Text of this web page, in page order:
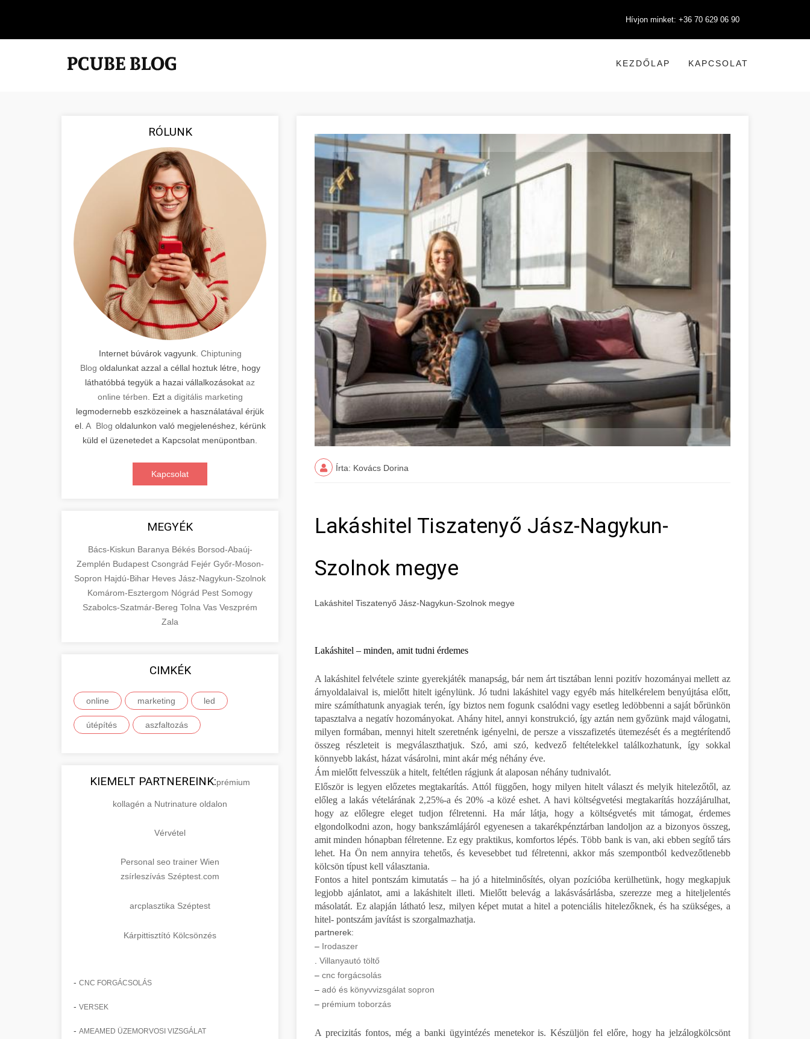
Hívjon minket: +36 70 629 06 90
KEZDŐLAP KAPCSOLAT
RÓLUNK
Internet búvárok vagyunk. Chiptuning
Blog oldalunkat azzal a céllal hoztuk létre, hogy
láthatóbbá tegyük a hazai vállalkozásokat az
online térben . Ezt a digitális marketing
legmodernebb eszközeinek a használatával érjük
el. A Blog oldalunkon való megjelenéshez, kérünk
küld el üzenetedet a Kapcsolat menüpontban.
Kapcsolat
MEGYÉK
Bács-Kiskun Baranya Békés Borsod-Abaúj-
Zemplén Budapest Csongrád Fejér Győr-Moson-
Sopron Hajdú-Bihar Heves Jász-Nagykun-Szolnok
Komárom-Esztergom Nógrád Pest Somogy
Szabolcs-Szatmár-Bereg Tolna Vas Veszprém
Zala
CIMKÉK
online marketing led
útépítés aszfaltozás
KIEMELT PARTNEREINK:prémium
kollagén a Nutrinature oldalon
Vérvétel
Personal seo trainer Wien
zsírleszívás Széptest.com
arcplasztika Széptest
Kárpittisztító Kölcsönzés
- CNC FORGÁCSOLÁS
- VERSEK
- AMEAMED ÜZEMORVOSI VIZSGÁLAT
Írta: Kovács Dorina
Lakáshitel Tiszatenyő Jász-Nagykun-
Szolnok megye
Lakáshitel Tiszatenyő Jász-Nagykun-Szolnok megye
Lakáshitel – minden, amit tudni érdemes
A lakáshitel felvétele szinte gyerekjáték manapság, bár nem árt tisztában lenni pozitív hozományai mellett az
árnyoldalaival is, mielőtt hitelt igénylünk. Jó tudni lakáshitel vagy egyéb más hitelkérelem benyújtása előtt,
mire számíthatunk anyagiak terén, így biztos nem fogunk csalódni vagy esetleg ledöbbenni a saját bőrünkön
tapasztalva a negatív hozományokat. Ahány hitel, annyi konstrukció, így aztán nem győzünk majd válogatni,
milyen formában, mennyi hitelt szeretnénk igényelni, de persze a visszafizetés ütemezését és a megtérítendő
összeg részleteit is megválaszthatjuk. Szó, ami szó, kedvező feltételekkel találkozhatunk, így sokkal
könnyebb lakást, házat vásárolni, mint akár még néhány éve.
Ám mielőtt felvesszük a hitelt, feltétlen rágjunk át alaposan néhány tudnivalót.
Először is legyen előzetes megtakarítás. Attól függően, hogy milyen hitelt választ és melyik hitelezőtől, az
előleg a lakás vételárának 2,25%-a és 20% -a közé eshet. A havi költségvetési megtakarítás hozzájárulhat,
hogy az előlegre eleget tudjon félretenni. Ha már látja, hogy a költségvetés mit támogat, érdemes
elgondolkodni azon, hogy bankszámlájáról egyenesen a takarékpénztárban landoljon az a bizonyos összeg,
amit minden hónapban félretenne. Ez egy praktikus, komfortos lépés. Több bank is van, aki ebben segítő társ
lehet. Ha Ön nem annyira tehetős, és kevesebbet tud félretenni, akkor más szempontból kedvezőtlenebb
kölcsön típust kell választania.
Fontos a hitel pontszám kimutatás – ha jó a hitelminősítés, olyan pozícióba kerülhetünk, hogy megkapjuk
legjobb ajánlatot, ami a lakáshitelt illeti. Mielőtt belevág a lakásvásárlásba, szerezze meg a hiteljelentés
másolatát. Ez alapján látható lesz, milyen képet mutat a hitel a potenciális hitelezőknek, és ha szükséges, a
hitel- pontszám javítást is szorgalmazhatja.
partnerek:
– Irodaszer
Villanyautó töltő
– cnc forgácsolás
– adó és könyvvizsgálat sopron
– prémium toborzás
A precizitás fontos, még a banki ügyintézés menetekor is. Készüljön fel előre, hogy ha jelzálogkölcsönt